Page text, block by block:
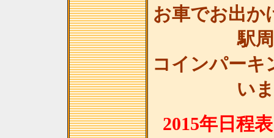
お車でお出か
駅
コインパーキ
い
2015年日程